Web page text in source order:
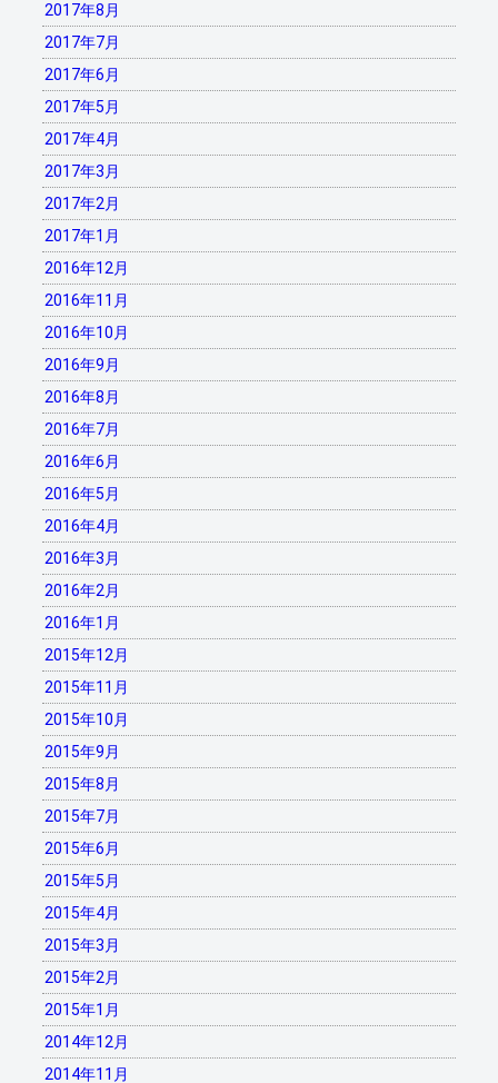
2017年8月
2017年7月
2017年6月
2017年5月
2017年4月
2017年3月
2017年2月
2017年1月
2016年12月
2016年11月
2016年10月
2016年9月
2016年8月
2016年7月
2016年6月
2016年5月
2016年4月
2016年3月
2016年2月
2016年1月
2015年12月
2015年11月
2015年10月
2015年9月
2015年8月
2015年7月
2015年6月
2015年5月
2015年4月
2015年3月
2015年2月
2015年1月
2014年12月
2014年11月